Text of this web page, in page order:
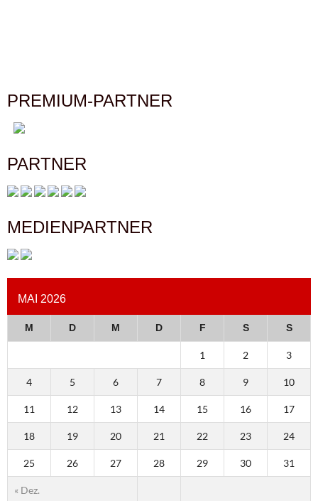
PREMIUM-PARTNER
PARTNER
MEDIENPARTNER
MAI 2026
M D M D F S S
« Dez.
1 2 3
4 5 6 7 8 9 10
11 12 13 14 15 16 17
18 19 20 21 22 23 24
25 26 27 28 29 30 31